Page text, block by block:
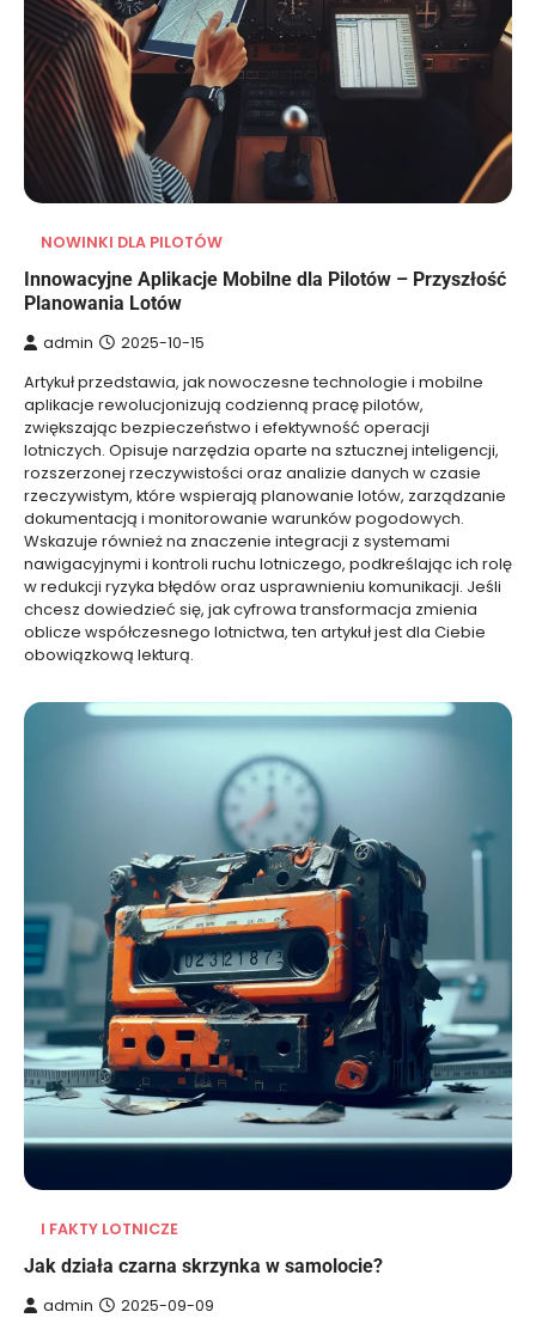
NOWINKI DLA PILOTÓW
Innowacyjne Aplikacje Mobilne dla Pilotów – Przyszłość
Planowania Lotów
admin 2025-10-15
Artykuł przedstawia, jak nowoczesne technologie i mobilne
aplikacje rewolucjonizują codzienną pracę pilotów,
zwiększając bezpieczeństwo i efektywność operacji
lotniczych. Opisuje narzędzia oparte na sztucznej inteligencji,
rozszerzonej rzeczywistości oraz analizie danych w czasie
rzeczywistym, które wspierają planowanie lotów, zarządzanie
dokumentacją i monitorowanie warunków pogodowych.
Wskazuje również na znaczenie integracji z systemami
nawigacyjnymi i kontroli ruchu lotniczego, podkreślając ich rolę
w redukcji ryzyka błędów oraz usprawnieniu komunikacji. Jeśli
chcesz dowiedzieć się, jak cyfrowa transformacja zmienia
oblicze współczesnego lotnictwa, ten artykuł jest dla Ciebie
obowiązkową lekturą.
I FAKTY LOTNICZE
Jak działa czarna skrzynka w samolocie?
admin 2025-09-09